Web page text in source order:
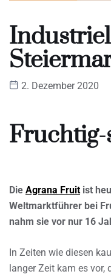
2. Dezember 2020
Die Agrana Fruit ist
Weltmarktführer bei
nahm sie vor nur 16
In Zeiten wie diesen
langer Zeit kam es vor,